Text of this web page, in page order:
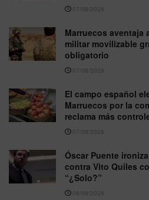
07/08/2026
Marruecos aventaja
militar movilizable
obligatorio
07/08/2026
El campo español
Marruecos por la
reclama más
07/08/2026
Óscar Puente
contra Vito Quiles
“¿Solo?”
06/08/2026